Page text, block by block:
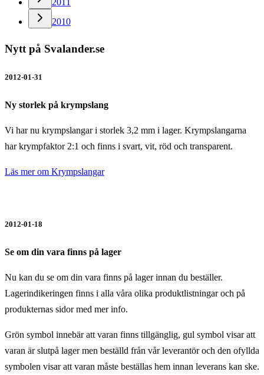
2010
Nytt på Svalander.se
2012-01-31
Ny storlek på krympslang
Vi har nu krympslangar i storlek 3,2 mm i lager. Krympslangarna
har krympfaktor 2:1 och finns i svart, vit, röd och transparent.
Läs mer om Krympslangar
2012-01-18
Se om din vara finns på lager
Nu kan du se om din vara finns på lager innan du beställer.
Lagerindikeringen finns i alla våra olika produktlistningar och på
produkternas sidor med mer info.
Grön symbol innebär att varan finns tillgänglig, gul symbol visar att
varan är slutpå lager men beställd från vår leverantör och den ofyllda
symbolen visar att varan måste beställas hem innan leverans kan ske.